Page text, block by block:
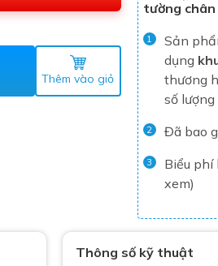
gián tiếp
Tủ lạnh
Máy rửa chén
Nồi chiên
Nồi cơm điện
Gia dụng
Dịch Vụ Lắp
Lộc Nghi
Nghiệp và
Dịch Vụ Lắp
Thêm vào giỏ
tường chân
1
Sản
dụng
thương
số
2 Đã bao
3
Biểu
xem)
Thông số kỹ thuật